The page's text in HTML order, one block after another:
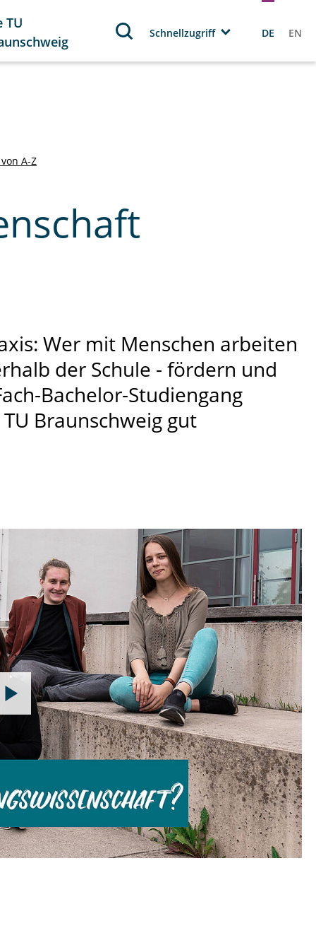
TU
Schnellzugriff DE EN
A-Z
Wer mit Menschen arbeiten
der Schule - fördern und
Bachelor-Studiengang
Braunschweig gut